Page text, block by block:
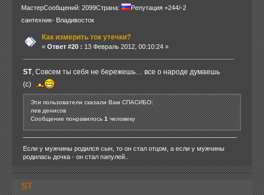
МастерСообщений: 2099Страна:
Репутация +244/-2
сантехник- Владивосток
Как измерить ток утечки?
« Ответ #20 : 13 Февраль 2012, 00:10:24 »
ST, Совсем ты себя не бережешь… все о народе думаешь
(с)
Эти пользователи сказали Вам СПАСИБО:
лев денисов
Сообщение понравилось1человеку
Если у мужчины родился сын, то он стал отцом, а если у мужчины
родилась дочка - он стал папулей..
ST